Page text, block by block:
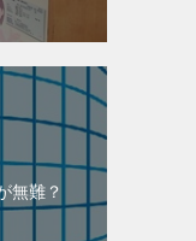
無難？